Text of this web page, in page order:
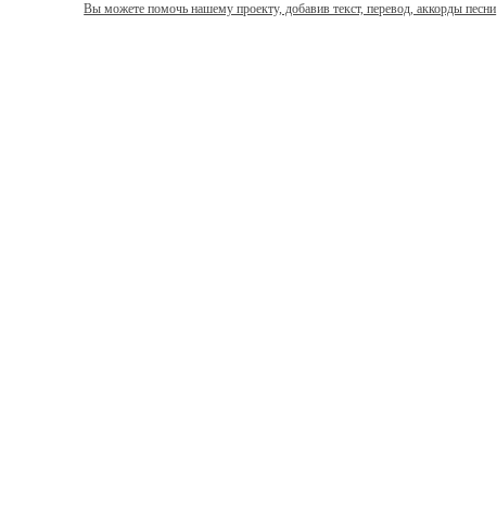
Вы можете помочь нашему проекту, добавив текст, перевод, аккорды песни